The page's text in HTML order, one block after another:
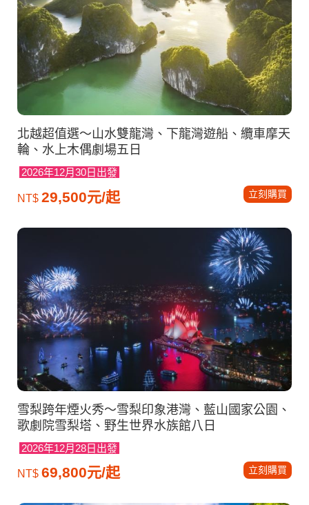
北越超值選～山水雙龍灣、下龍灣遊船、纜車摩天
輪、水上木偶劇場五日
2026年12月30日出發
NT$ 29,500元/起 立刻購買
雪梨跨年煙火秀～雪梨印象港灣、藍山國家公園、
歌劇院雪梨塔、野生世界水族館八日
2026年12月28日出發
NT$ 69,800元/起 立刻購買